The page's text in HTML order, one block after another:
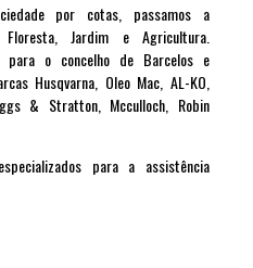
por cotas, passamos a
Jardim e Agricultura.
para o concelho de Barcelos e
Husqvarna, Oleo Mac, AL-KO,
& Stratton, Mcculloch, Robin
para a assistência